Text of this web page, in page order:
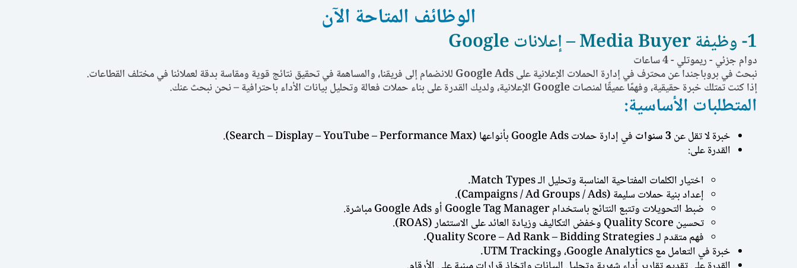
الوظائف المتاحة الآن
1- وظيفة Media Buyer – إعلانات Google
دوام جزئي - ريموتلي - 4 ساعات
نبحث في بروباجندا عن محترف في إدارة الحملات الإعلانية على Google Ads للانضمام إلى فريقنا، والمساهمة في تحقيق نتائج قوية ومقاسة بدقة لعملائنا في مختلف القطاعات.
إذا كنت تمتلك خبرة حقيقية، وفهمًا عميقًا لمنصات Google الإعلانية، ولديك القدرة على بناء حملات فعالة وتحليل بيانات الأداء باحترافية – نحن نبحث عنك.
المتطلبات الأساسية:
خبرة لا تقل عن3 سنوات
في إدارة حملات Google Ads بأنواعها (Search – Display – YouTube – Performance Max).
القدرة على:
اختيار الكلمات المفتاحية المناسبة وتحليل الـ Match Types.
إعداد بنية حملات سليمة (Campaigns / Ad Groups / Ads).
ضبط التحويلات وتتبع النتائج باستخدام Google Tag Manager أو Google Ads مباشرة.
تحسين Quality Score وخفض التكاليف وزيادة العائد على الاستثمار (ROAS).
فهم متقدم لـ Quality Score – Ad Rank – Bidding Strategies.
خبرة في التعامل مع Google Analytics، وUTM Tracking.